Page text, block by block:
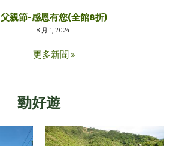
父親節-感恩有您(全館8折)
8 月 1, 2024
更多新聞
勁好遊